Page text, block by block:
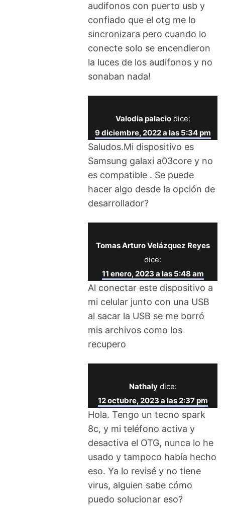
audifonos con puerto usb y
confiado que el otg me lo
sincronizara pero cuando lo
conecte solo se encendieron
la luces de los audifonos y no
sonaban nada!
Valodia palacio dice:
9 diciembre, 2022 a las 5:34 pm
Saludos.Mi dispositivo es
Samsung galaxi a03core y no
es compatible . Se puede
hacer algo desde la opción de
desarrollador?
Tomas Arturo Velázquez Reyes
dice:
11 enero, 2023 a las 5:48 am
Al conectar este dispositivo a
mi celular junto con una USB
al sacar la USB se me borró
mis archivos como los
recupero
Nathaly dice:
12 octubre, 2023 a las 2:37 pm
Hola. Tengo un tecno spark
8c, y mi teléfono activa y
desactiva el OTG, nunca lo he
usado y tampoco había hecho
eso. Ya lo revisé y no tiene
virus, alguien sabe cómo
puedo solucionar eso?